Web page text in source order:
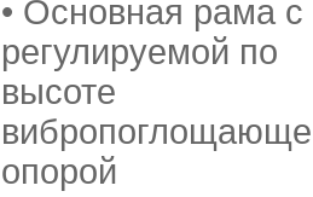
• Основная рама с
регулируемой по
высоте
опорой